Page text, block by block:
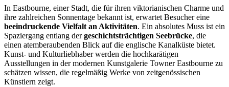
In Eastbourne, einer Stadt, die für ihren viktorianischen Charme und
ihre zahlreichen Sonnentage bekannt ist, erwartet Besucher eine
beeindruckende Vielfalt an Aktivitäten. Ein absolutes Muss ist ein
Spaziergang entlang dergeschichtsträchtigen Seebrücke, die
einen atemberaubenden Blick auf die englische Kanalküste bietet.
Kunst- und Kulturliebhaber werden die hochkarätigen
Ausstellungen in der modernen Kunstgalerie Towner Eastbourne zu
schätzen wissen, die regelmäßig Werke von zeitgenössischen
Künstlern zeigt.